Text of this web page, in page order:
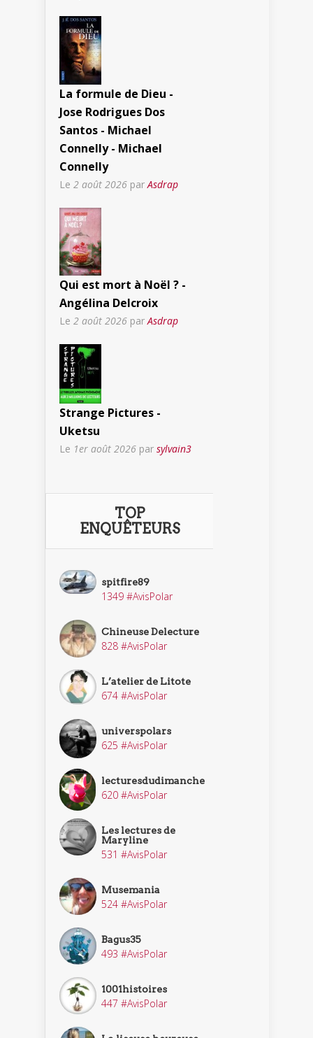
La formule de Dieu -
Jose Rodrigues Dos
Santos - Michael
Connelly - Michael
Connelly
Le 2 août 2026 parAsdrap
Qui est mort à Noël ? -
Angélina Delcroix
Le 2 août 2026 par Asdrap
Strange Pictures -
Uketsu
Le 1er août 2026 par sylvain3
TOP
ENQUÊTEURS
spitfire89
1349 #AvisPolar
Chineuse Delecture
828 #AvisPolar
L’atelier de Litote
674 #AvisPolar
universpolars
625 #AvisPolar
lecturesdudimanche
620 #AvisPolar
Les lectures de
Maryline
531 #AvisPolar
Musemania
524 #AvisPolar
Bagus35
493 #AvisPolar
1001histoires
447 #AvisPolar